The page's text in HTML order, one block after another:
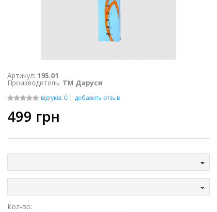
Артикул: 195.01
Производитель: ТМ Даруся
відгуків: 0 | добавить отзыв
499 грн
Кол-во: